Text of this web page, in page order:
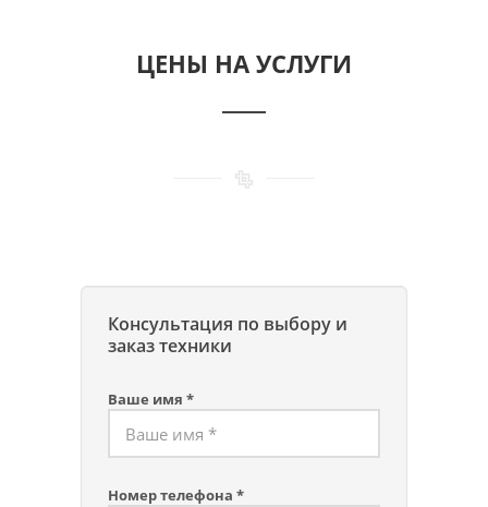
ЦЕНЫ НА УСЛУГИ
Консультация по выбору и
заказ техники
Ваше имя *
Номер телефона *